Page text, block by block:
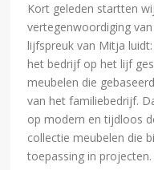
Kort geleden startten
vertegenwoordiging
lijfspreuk van Mitja
het bedrijf op het lijf
meubelen die
van het familiebedrijf.
op modern en tijdloos
collectie meubelen die
toepassing in projecten.